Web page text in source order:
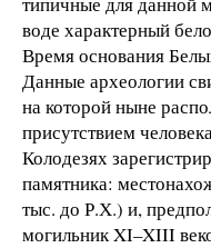
воде характерный
Время основания
Данные археологии
на которой ныне
присутствием
Колодезях
памятника:
тыс. до Р.Х.) и,
могильник XI–XIII